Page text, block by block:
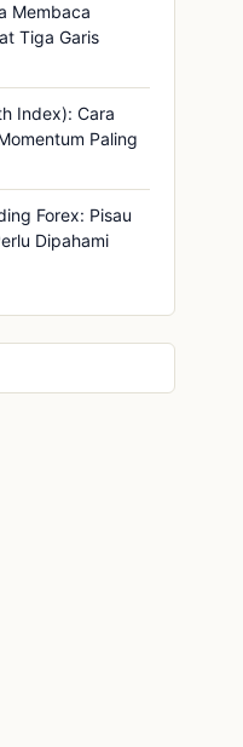
Membaca
Tiga Garis
Index): Cara
Paling
Forex: Pisau
Dipahami